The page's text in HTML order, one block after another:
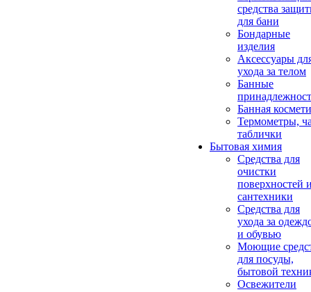
средства
для бани
Бондарные
изделия
Аксеcсуары
ухода за телом
Банные
Банная
Термометры,
таблички
Бытовая химия
Средства для
очистки
поверхностей
сантехники
Средства для
ухода за
и обувью
Моющие
для посуды,
бытовой
Освежители